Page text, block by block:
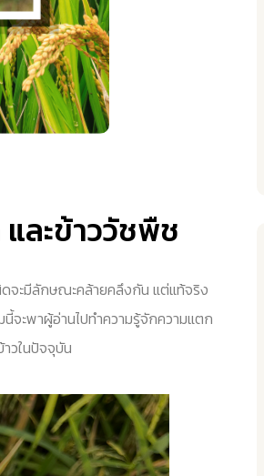
ละข้าววัชพืช
ดจะมีลักษณะคล้ายคลึงกัน แต่แท้จริง
จะพาผู้อ่านไปทำความรู้จักความแตก
วในปัจจุบัน